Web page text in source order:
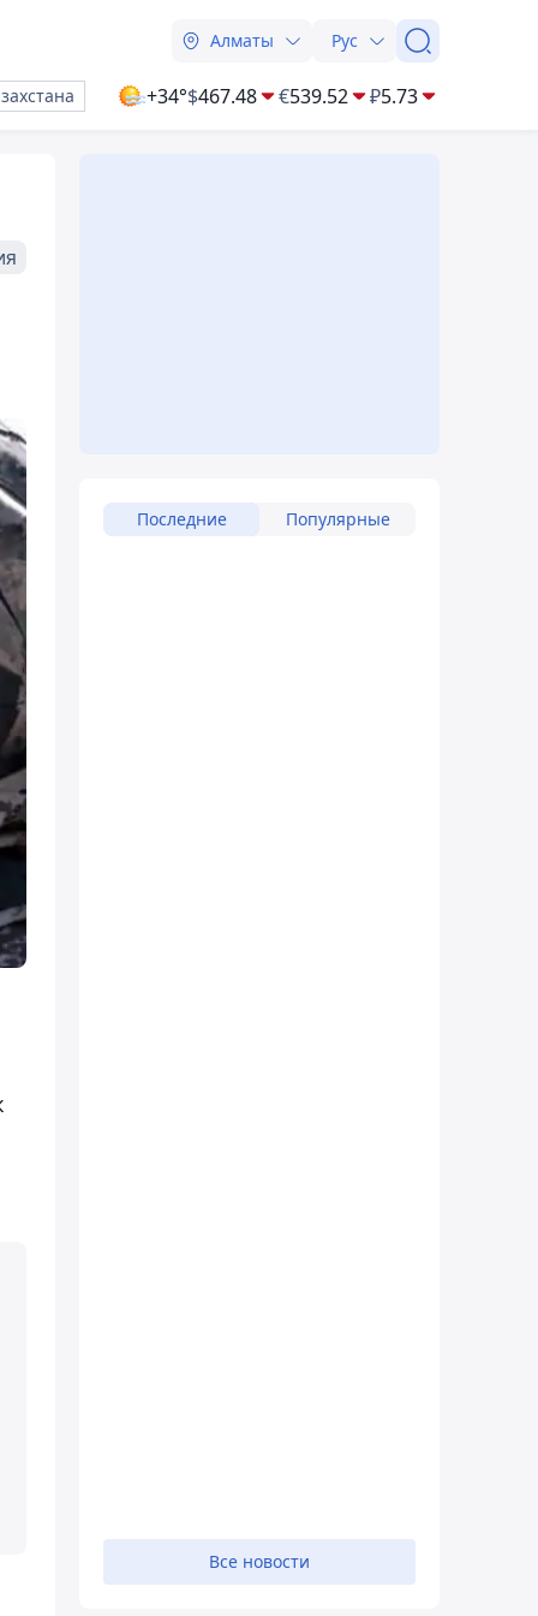
Алматы Рус
+34°$467.48 €539.52 ₽5.73
Последние Популярные
Все новости